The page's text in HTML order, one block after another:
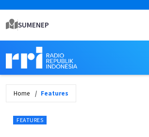
SUMENEP
Home Features
FEATURES